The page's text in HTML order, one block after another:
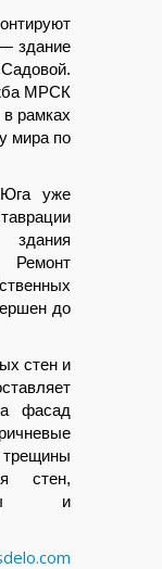
здание
МРСК
рамках
мира по
уже
до
стен и
фасад
трещины
стен,
и